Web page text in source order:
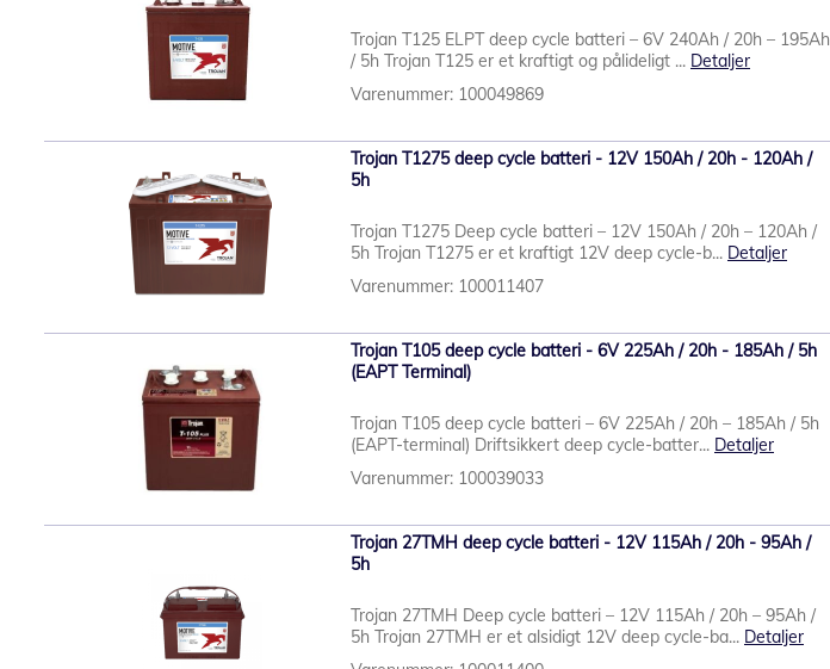
Trojan T125 ELPT deep cycle batteri – 6V 240Ah / 20h – 195Ah
/ 5h Trojan T125 er et kraftigt og pålideligt ... Detaljer
Varenummer: 100049869
Trojan T1275 deep cycle batteri - 12V 150Ah / 20h - 120Ah /
5h
Trojan T1275 Deep cycle batteri – 12V 150Ah / 20h – 120Ah /
5h Trojan T1275 er et kraftigt 12V deep cycle-b... Detaljer
Varenummer: 100011407
Trojan T105 deep cycle batteri - 6V 225Ah / 20h - 185Ah / 5h
(EAPT Terminal)
Trojan T105 deep cycle batteri – 6V 225Ah / 20h – 185Ah / 5h
(EAPT-terminal) Driftsikkert deep cycle-batter... Detaljer
Varenummer: 100039033
Trojan 27TMH deep cycle batteri - 12V 115Ah / 20h - 95Ah /
5h
Trojan 27TMH Deep cycle batteri – 12V 115Ah / 20h – 95Ah /
5h Trojan 27TMH er et alsidigt 12V deep cycle-ba... Detaljer